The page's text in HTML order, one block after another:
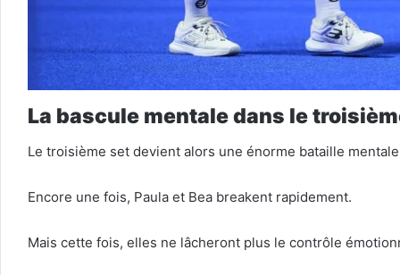
La bascule mentale dans le
Le troisième set devient alors une énorme bataille
Encore une fois, Paula et Bea breakent rapidement.
Mais cette fois, elles ne lâcheront plus le contrôle